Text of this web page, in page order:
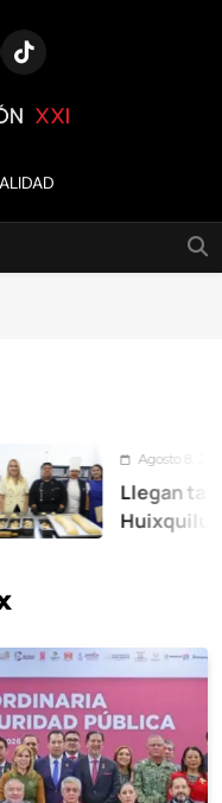
Agosto 8, 2026
Llegan talleres de
Huixquilucan